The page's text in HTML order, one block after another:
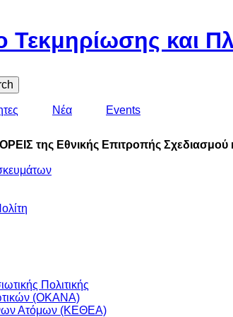
Τεκμηρίωσης και
Nέα Events
της Εθνικής Επιτροπής Σχεδιασμού
Πολιτικής
(ΟΚΑΝΑ)
Ατόμων (ΚΕΘΕΑ)